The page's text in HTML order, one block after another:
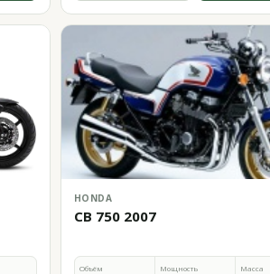
HONDA
CB 750 2007
Объём Мощность Масса